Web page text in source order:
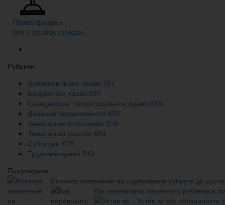
Права граждан
Всё о правах граждан
Рубрики
Автомобильное право 701
Бюджетное право 537
Гражданское процессуальное право 515
Дарение недвижимости 452
Земельные отношения 518
Земельный участок 654
Субсидии 679
Трудовое право 510
Популярное
Исковое заявление на содержание супруги до
Как перевозить месячного ребенка в
Устав вс рф обязанности